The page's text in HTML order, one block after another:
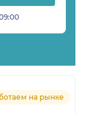
на рынке